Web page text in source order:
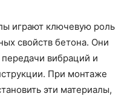
играют ключевую роль
свойств бетона. Они
вибраций и
При монтаже
эти материалы,